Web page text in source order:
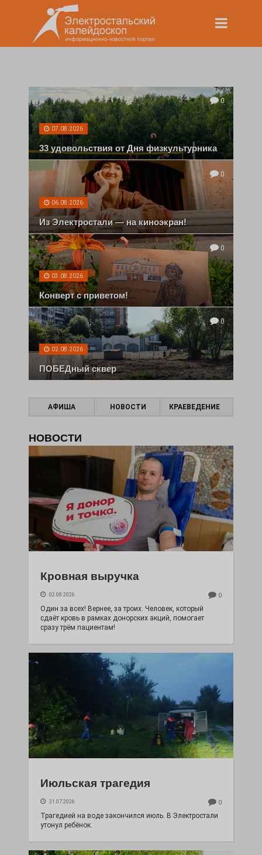
0
07.08.2026
33 удовольствия от Дня физкультурника
0
06.08.2026
Из Электростали — на киноэкран!
0
03.08.2026
Конверт с приветом!
0
02.08.2026
ПОБЕДный сквер
АФИША НОВОСТИ КРАЕВЕДЕНИЕ
НОВОСТИ
Кровная выручка
02.08.2026 0
Один за всех! Вернее, за троих. Человек, который
сдаёт кровь в рамках донорских акций, помогает
сразу трём пациентам!
Июльская трагедия
31.07.2026 0
Трагедией на воде закончился июль. В Электростали
утонул ребёнок.